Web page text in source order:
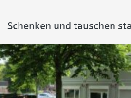
Schenken und tauschen